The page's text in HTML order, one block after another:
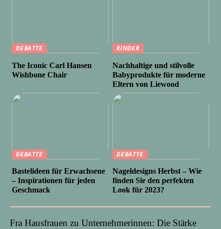
DEBATTE
The Iconic Carl Hansen
Wishbone Chair
KINDER
Nachhaltige und stilvolle
Babyprodukte für moderne
Eltern von Liewood
DEBATTE
Bastelideen für Erwachsene
– Inspirationen für jeden
Geschmack
DEBATTE
Nageldesigns Herbst – Wie
finden Sie den perfekten
Look für 2023?
Fra Hausfrauen zu Unternehmerinnen: Die Stärke